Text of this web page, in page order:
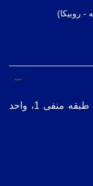
- روبیکا)
میدان فردوسی، مجتمع تجارت جهانی، طبقه منفی 1، واحد